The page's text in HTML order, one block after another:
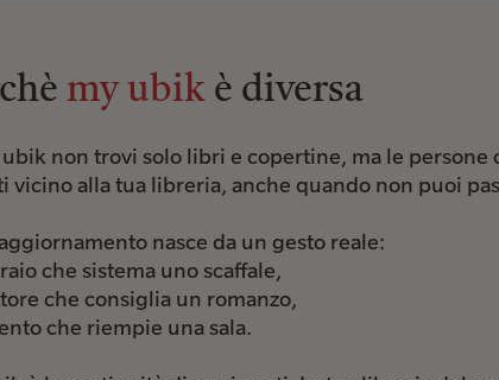
my ubik è diversa
non trovi solo libri e copertine, ma le persone
vicino alla tua libreria, anche quando non puoi
nasce da un gesto reale:
che sistema uno scaffale,
che consiglia un romanzo,
che riempie una sala.